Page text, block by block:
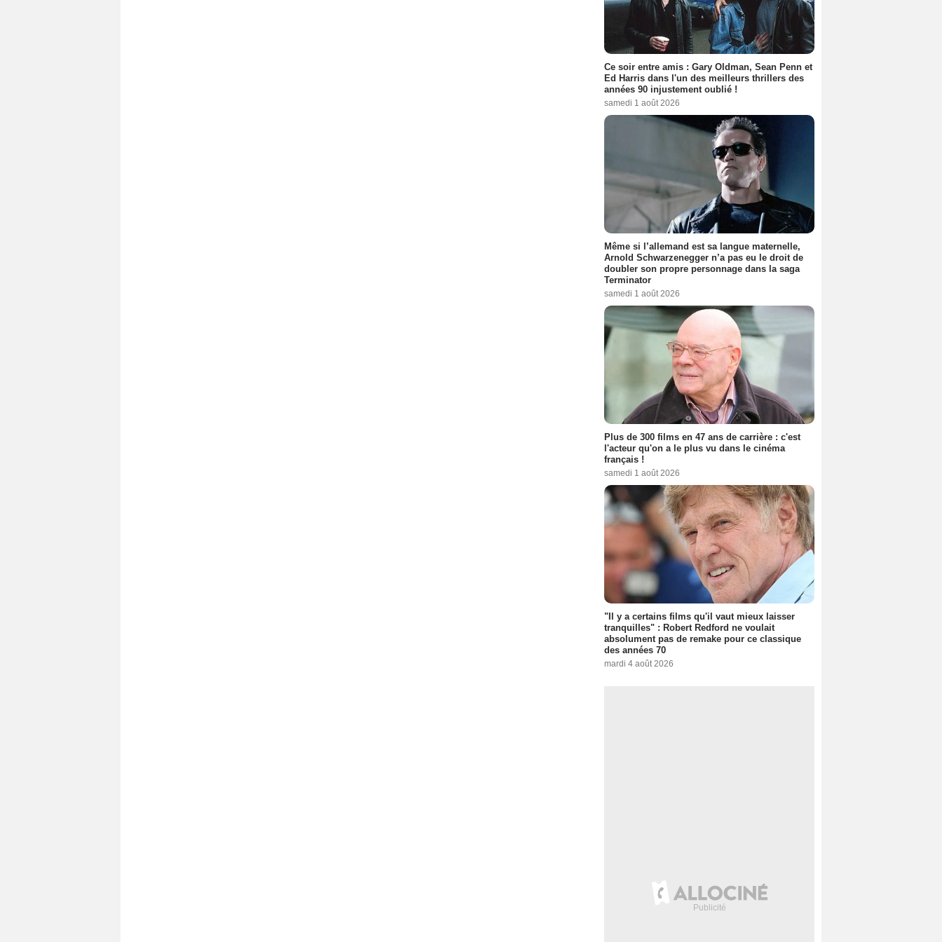
Ce soir entre amis : Gary Oldman, Sean Penn et
Ed Harris dans l'un des meilleurs thrillers des
années 90 injustement oublié !
samedi 1 août 2026
Même si l’allemand est sa langue maternelle,
Arnold Schwarzenegger n’a pas eu le droit de
doubler son propre personnage dans la saga
Terminator
samedi 1 août 2026
Plus de 300 films en 47 ans de carrière : c'est
l'acteur qu'on a le plus vu dans le cinéma
français !
samedi 1 août 2026
"Il y a certains films qu'il vaut mieux laisser
tranquilles" : Robert Redford ne voulait
absolument pas de remake pour ce classique
des années 70
mardi 4 août 2026